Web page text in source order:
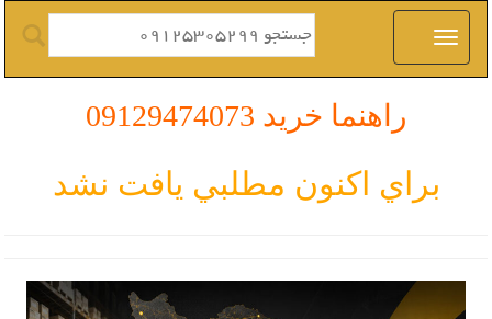
راهنما خرید 09129474073
براي اكنون مطلبي يافت نشد